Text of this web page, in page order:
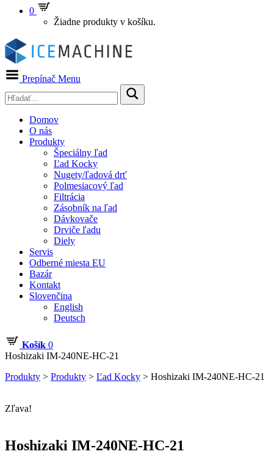
0
Žiadne produkty v košíku.
Prepínač Menu
Domov
O nás
Produkty
Špeciálny ľad
Ľad Kocky
Nugety/ľadová drť
Polmesiacový ľad
Filtrácia
Zásobník na ľad
Dávkovače
Drviče ľadu
Diely
Servis
Odberné miesta EU
Bazár
Kontakt
Slovenčina
English
Deutsch
Košík 0
Hoshizaki IM-240NE-HC-21
Produkty > Produkty > Ľad Kocky > Hoshizaki IM-240NE-HC-21
Zľava!
Hoshizaki IM-240NE-HC-21